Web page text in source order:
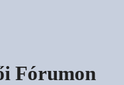
Fórumon